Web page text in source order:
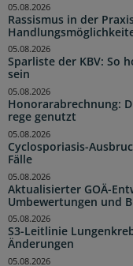
Rassismus in der
05.08.2026
Sparliste der KBV: So
sein
05.08.2026
Honorarabrechnung:
rege genutzt
05.08.2026
Cyclosporiasis-
Fälle
05.08.2026
Aktualisierter GOÄ-
Umbewertungen und
05.08.2026
S3-Leitlinie
Änderungen
05.08.2026
05.08.2026